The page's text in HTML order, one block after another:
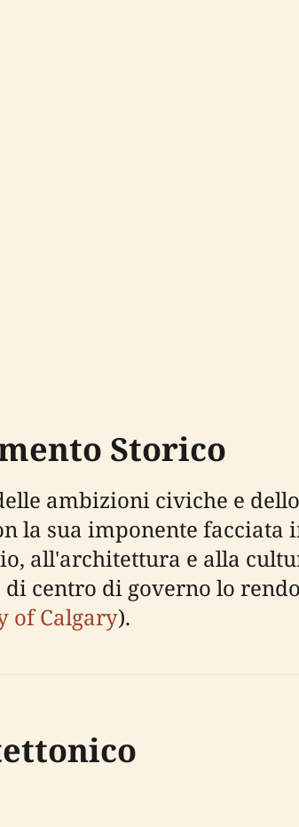
Storico
ambizioni civiche e
la sua imponente facciata
all'architettura e alla
centro di governo lo
of Calgary).